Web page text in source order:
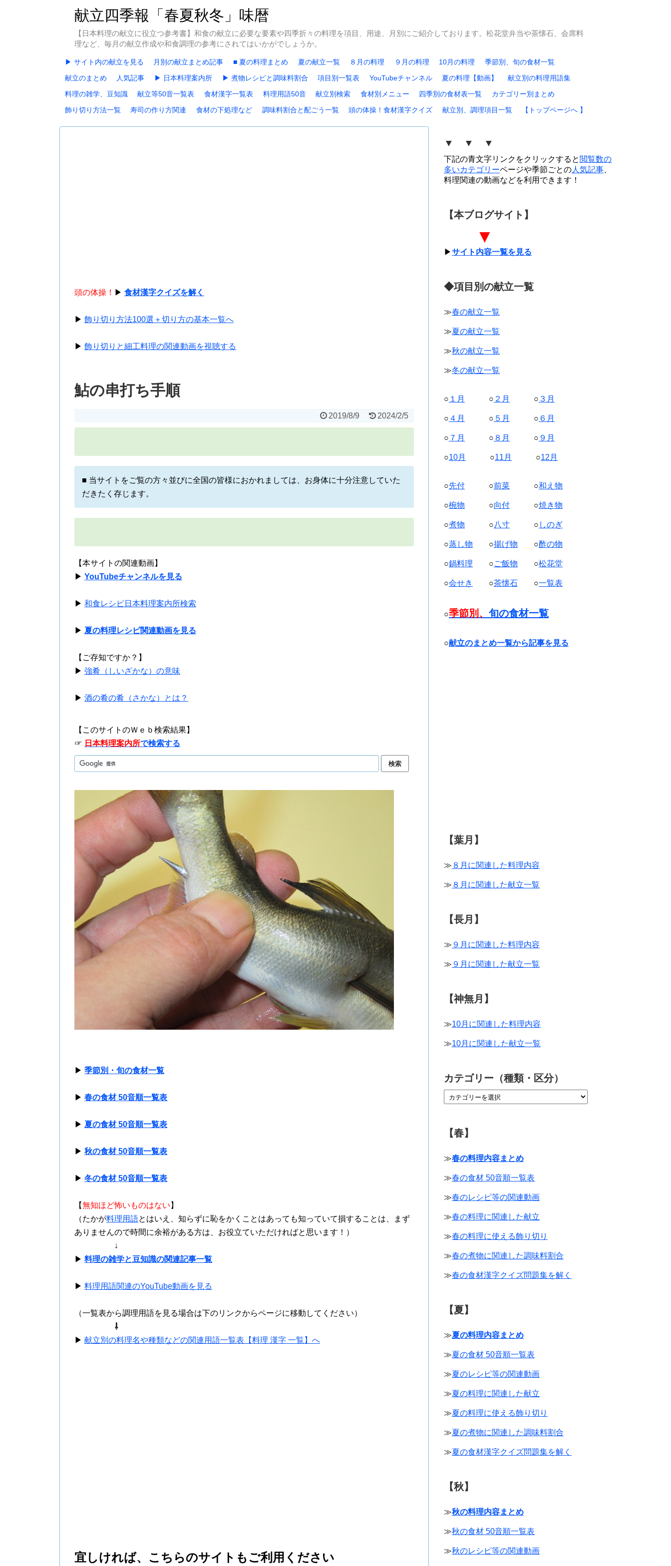
献立四季報「春夏秋冬」味暦
【日本料理の献立に役立つ参考書】和食の献立に必要な要素や四季折々の料理を項目、用途、月別にご紹介しております。松花堂弁当や茶懐石、会席料
理など、毎月の献立作成や和食調理の参考にされてはいかがでしょうか。
▶ サイト内の献立を見る 月別の献立まとめ記事 ■ 夏の料理まとめ 夏の献立一覧 ８月の料理 ９月の料理 10月の料理
季節別、旬の食材一覧
献立のまとめ
人気記事 ▶ 日本料理案内所 ▶ 煮物レシピと調味料割合 項目別一覧表 YouTubeチャンネル 夏の料理【動画】
献立別の料理用語集
料理の雑学、豆知識
献立等50音一覧表 食材漢字一覧表 料理用語50音 献立別検索 食材別メニュー 四季別の食材表一覧
カテゴリー別まとめ
飾り切り方法一覧
寿司の作り方関連 食材の下処理など 調味料割合と配ごう一覧 頭の体操！食材漢字クイズ 献立別、調理項目一覧 【トップページへ 】
頭の体操！ ▶ 食材漢字クイズを解く
▶ 飾り切り方法100選＋切り方の基本一覧へ
▶ 飾り切りと細工料理の関連動画を視聴する
鮎の串打ち手順
2019/8/9 2024/2/5
■ 当サイトをご覧の方々並びに全国の皆様におかれましては、お身体に十分注意していた
だきたく存じます。
【本サイトの関連動画】
▶ YouTubeチャンネルを見る
▶ 和食レシピ日本料理案内所検索
▶ 夏の料理レシピ関連動画を見る
【ご存知ですか？】
▶ 強肴（しいざかな）の意味
▶ 酒の肴の肴（さかな）とは？
【このサイトのＷｅｂ検索結果】
☞ 日本料理案内所で検索する
▶ 季節別・旬の食材一覧
▶ 春の食材 50音順一覧表
▶ 夏の食材 50音順一覧表
▶ 秋の食材 50音順一覧表
▶ 冬の食材 50音順一覧表
【無知ほど怖いものはない 】
（たかが料理用語とはいえ、知らずに恥をかくことはあっても知っていて損することは、まず
ありませんので時間に余裕がある方は、お役立ていただければと思います！）
↓
▶ 料理の雑学と豆知識の関連記事一覧
▶ 料理用語関連のYouTube動画を見る
（一覧表から調理用語を見る場合は下のリンクからページに移動してください）
⇩
▶ 献立別の料理名や種類などの関連用語一覧表【料理 漢字 一覧】へ
宜しければ、こちらのサイトもご利用ください
▼ ▼ ▼
下記の青文字リンクをクリックすると 閲覧数の
多いカテゴリーページや季節ごとの人気記事
料理関連の動画などを利用できます！
【本ブログサイト】
▼
▶サイト内容一覧を見る
◆項目別の献立一覧
≫春の献立一覧
≫夏の献立一覧
≫秋の献立一覧
≫冬の献立一覧
○ １月 ○ ２月 ○ ３月
○ ４月 ○ ５月 ○ ６月
○ ７月 ○ ８月 ○ ９月
○10月 ○11月 ○12月
○先付 ○前菜 ○和え物
○椀物 ○向付 ○焼き物
○煮物 ○八寸 ○ しのぎ
○蒸し物 ○揚げ物 ○酢の物
○鍋料理 ○ご飯物 ○松花堂
○会せき ○茶懐石 ○一覧表
○季節別、 旬の食材一覧
○献立のまとめ一覧から記事を見る
【葉月】
≫ ８月に関連した料理内容
≫ ８月に関連した献立一覧
【長月】
≫ ９月に関連した料理内容
≫ ９月に関連した献立一覧
【神無月】
≫10月に関連した料理内容
≫10月に関連した献立一覧
カテゴリー（種類・区分）
【春】
≫春の料理内容まとめ
≫春の食材 50音順一覧表
≫春のレシピ等の関連動画
≫春の料理に関連した献立
≫春の料理に使える飾り切り
≫春の煮物に関連した調味料割合
≫春の食材漢字クイズ問題集を解く
【夏】
≫夏の料理内容まとめ
≫夏の食材 50音順一覧表
≫夏のレシピ等の関連動画
≫夏の料理に関連した献立
≫夏の料理に使える飾り切り
≫夏の煮物に関連した調味料割合
≫夏の食材漢字クイズ問題集を解く
【秋】
≫秋の料理内容まとめ
≫秋の食材 50音順一覧表
≫秋のレシピ等の関連動画